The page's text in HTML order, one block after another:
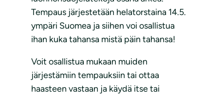
Tempaus järjestetään helatorstaina 14.5.
ympäri Suomea ja siihen voi osallistua
ihan kuka tahansa mistä päin tahansa!
Voit osallistua mukaan muiden
järjestämiin tempauksiin tai ottaa
haasteen vastaan ja käydä itse tai